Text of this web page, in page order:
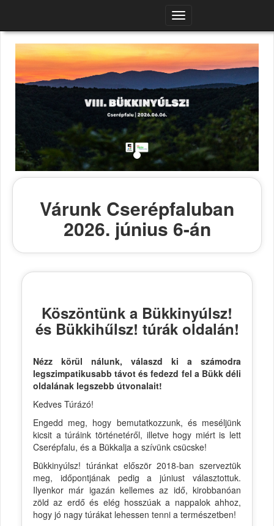
Navigációs
menü
Várunk Cserépfaluban
2026. június 6-án
Köszöntünk a Bükkinyúlsz!
és Bükkihűlsz! túrák oldalán!
Nézz körül nálunk, válaszd ki a számodra
legszimpatikusabb távot és fedezd fel a Bükk déli
oldalának legszebb útvonalait!
Kedves Túrázó!
Engedd meg, hogy bemutatkozzunk, és meséljünk
kicsit a túráink történetéről, illetve hogy miért is lett
Cserépfalu, és a Bükkalja a szívünk csücske!
Bükkinyúlsz! túránkat először 2018-ban szerveztük
meg, időpontjának pedig a júniust választottuk.
Ilyenkor már igazán kellemes az idő, kirobbanóan
zöld az erdő és elég hosszúak a nappalok ahhoz,
hogy jó nagy túrákat lehessen tenni a természetben!